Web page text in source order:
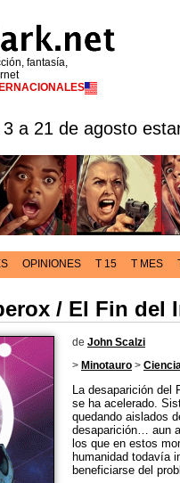
fantasía,
3 a 21 de agosto
OPINIONES T 15 T MES
/ El Fin del
de John Scalzi
> Minotauro >
La desaparición del
se ha acelerado.
quedando aislados
desaparición… aun
los que en estos
humanidad todavía
beneficiarse del